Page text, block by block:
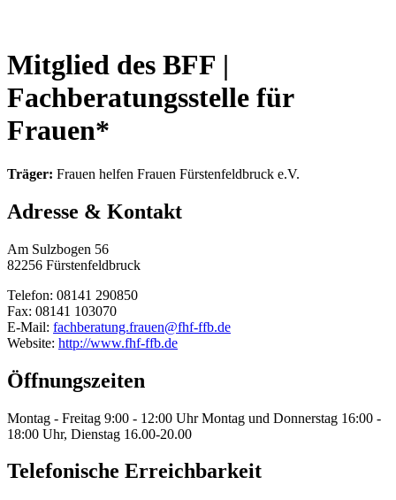
Mitglied des BFF |
Fachberatungsstelle für
Frauen*
Träger: Frauen helfen Frauen Fürstenfeldbruck e.V.
Adresse & Kontakt
Am Sulzbogen 56
82256 Fürstenfeldbruck
Telefon: 08141 290850
Fax: 08141 103070
E-Mail: fachberatung.frauen@fhf-ffb.de
Website: http://www.fhf-ffb.de
Öffnungszeiten
Montag - Freitag 9:00 - 12:00 Uhr Montag und Donnerstag 16:00 -
18:00 Uhr, Dienstag 16.00-20.00
Telefonische Erreichbarkeit